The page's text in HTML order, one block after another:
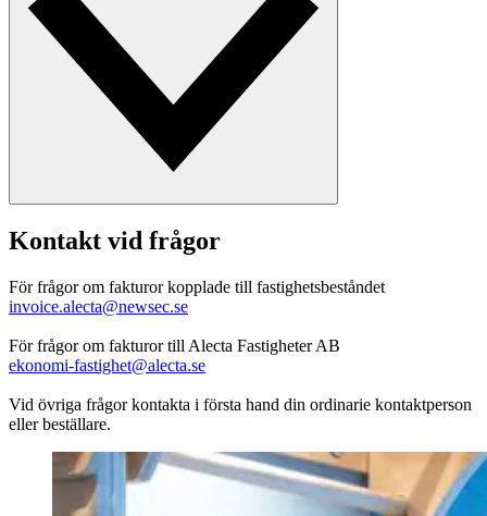
Kontakt vid frågor
För frågor om fakturor kopplade till fastighetsbeståndet​
invoice.alecta@newsec.se​
För frågor om fakturor till Alecta Fastigheter AB​
ekonomi-fastighet@alecta.se​
Vid övriga frågor kontakta i första hand din ordinarie kontaktperson
eller beställare.